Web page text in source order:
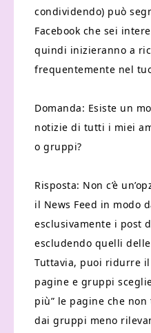
condividendo) può
Facebook che sei
quindi inizieranno a
frequentemente nel
Domanda: Esiste un
notizie di tutti i miei
o gruppi?
Risposta: Non c’è
il News Feed in modo
esclusivamente i post
escludendo quelli
Tuttavia, puoi ridurre
pagine e gruppi
più” le pagine che
dai gruppi meno